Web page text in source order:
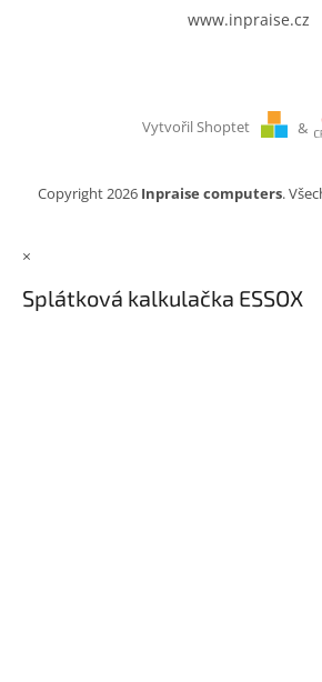
www.inpraise.cz
Vytvořil Shoptet &
Copyright 2026 Inpraise computers.
×
Splátková kalkulačka ESSOX